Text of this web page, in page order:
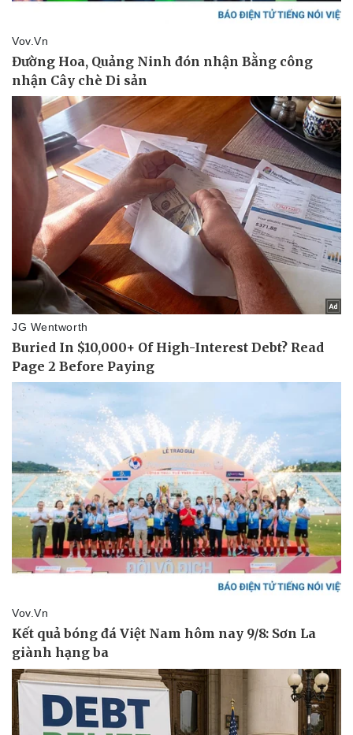
Pháp luật
Vụ án
Tin nóng
Tư vấn luật
Quân sự - Quốc phòng
Vũ khí
Việt Nam
Phân tích